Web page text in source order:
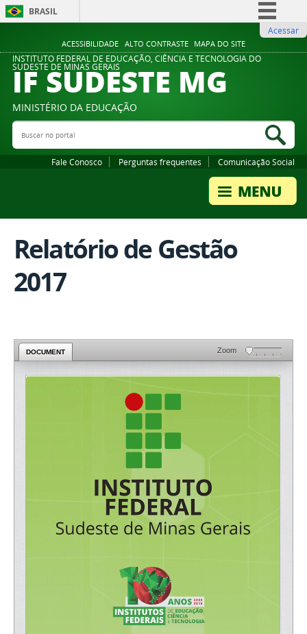
ACESSIBILIDADE ALTO CONTRASTE MAPA DO SITE
BRASIL
Comunica BR
Participe
Legislação
Acessar
INSTITUTO FEDERAL DE EDUCAÇÃO, CIÊNCIA E TECNOLOGIA DO
SUDESTE DE MINAS GERAIS
IF SUDESTE MG
MINISTÉRIO DA EDUCAÇÃO
Buscar no portal
Fale Conosco Perguntas frequentes Comunicação Social
Relatório de Gestão
2017
DOCUMENT Zoom